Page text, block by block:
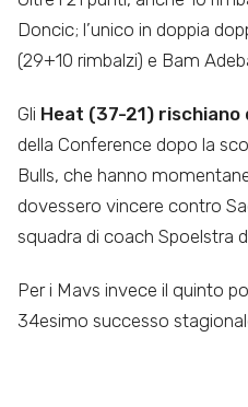
Doncic; l’unico in doppia
(29+10 rimbalzi) e Bam
Gli Heat (37-21)
della Conference dopo la
Bulls, che hanno
dovessero vincere contro
squadra di coach Spoelstra
Per i Mavs invece il quinto
34esimo successo